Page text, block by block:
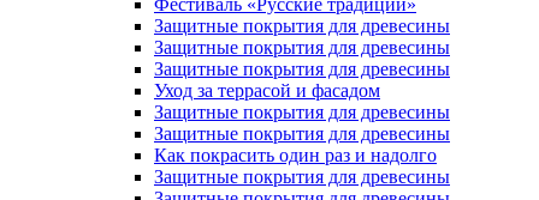
Фестиваль «Русские традиции»
Защитные покрытия для древесины
Защитные покрытия для древесины
Защитные покрытия для древесины
Уход за террасой и фасадом
Защитные покрытия для древесины
Защитные покрытия для древесины
Как покрасить один раз и надолго
Защитные покрытия для древесины